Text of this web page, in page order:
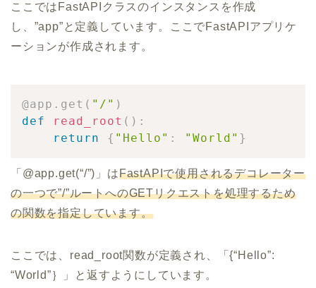
ここではFastAPIクラスのインスタンスを作成
し、”app”と定義しています。ここでFastAPIアプリケ
ーションが作成されます。
@app . get ( "/" )
def
read_root ( ) :
return
{ "Hello" : "World" }
「@app.get(“/”)」はFastAPIで使用されるデコレーター
の一つで”/”ルートへのGETリクエストを処理するため
の関数を指定しています。
ここでは、read_root関数が定義され、「{“Hello”:
“World”｝」と返すようにしています。